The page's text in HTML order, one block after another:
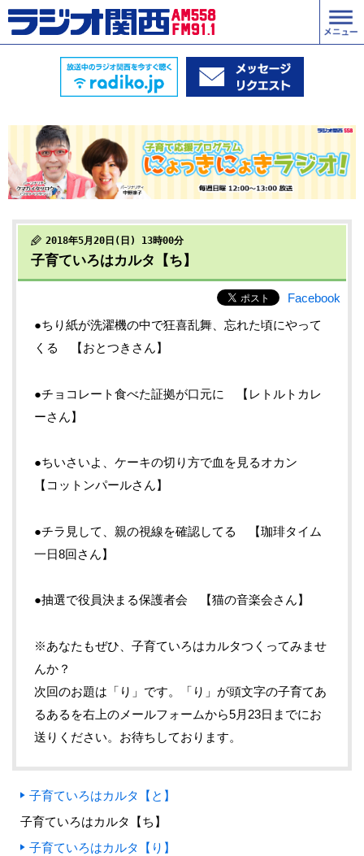
2018年5月20日(日) 13時00分
子育ていろはカルタ【ち】
Facebook
●ちり紙が洗濯機の中で狂喜乱舞、忘れた頃にやって
くる 【おとつきさん】
●チョコレート食べた証拠が口元に 【レトルトカレ
ーさん】
●ちいさいよ、ケーキの切り方で血を見るオカン
【コットンパールさん】
●チラ見して、親の視線を確認してる 【珈琲タイム
一日8回さん】
●抽選で役員決まる保護者会 【猫の音楽会さん】
※あなたもぜひ、子育ていろはカルタつくってみませ
んか？
次回のお題は「り」です。「り」が頭文字の子育てあ
るあるを右上のメールフォームから5月23日までにお
送りください。お待ちしております。
子育ていろはカルタ【と】
子育ていろはカルタ【ち】
子育ていろはカルタ【り】